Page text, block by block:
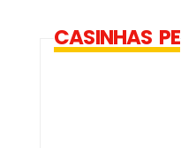
CASINHAS PE